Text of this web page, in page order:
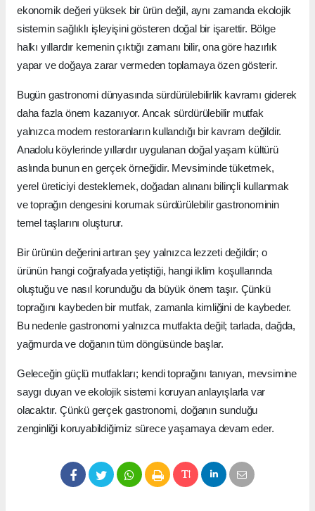
ekonomik değeri yüksek bir ürün değil, aynı zamanda ekolojik
sistemin sağlıklı işleyişini gösteren doğal bir işarettir. Bölge
halkı yıllardır kemenin çıktığı zamanı bilir, ona göre hazırlık
yapar ve doğaya zarar vermeden toplamaya özen gösterir.
Bugün gastronomi dünyasında sürdürülebilirlik kavramı giderek
daha fazla önem kazanıyor. Ancak sürdürülebilir mutfak
yalnızca modern restoranların kullandığı bir kavram değildir.
Anadolu köylerinde yıllardır uygulanan doğal yaşam kültürü
aslında bunun en gerçek örneğidir. Mevsiminde tüketmek,
yerel üreticiyi desteklemek, doğadan alınanı bilinçli kullanmak
ve toprağın dengesini korumak sürdürülebilir gastronominin
temel taşlarını oluşturur.
Bir ürünün değerini artıran şey yalnızca lezzeti değildir; o
ürünün hangi coğrafyada yetiştiği, hangi iklim koşullarında
oluştuğu ve nasıl korunduğu da büyük önem taşır. Çünkü
toprağını kaybeden bir mutfak, zamanla kimliğini de kaybeder.
Bu nedenle gastronomi yalnızca mutfakta değil; tarlada, dağda,
yağmurda ve doğanın tüm döngüsünde başlar.
Geleceğin güçlü mutfakları; kendi toprağını tanıyan, mevsimine
saygı duyan ve ekolojik sistemi koruyan anlayışlarla var
olacaktır. Çünkü gerçek gastronomi, doğanın sunduğu
zenginliği koruyabildiğimiz sürece yaşamaya devam eder.